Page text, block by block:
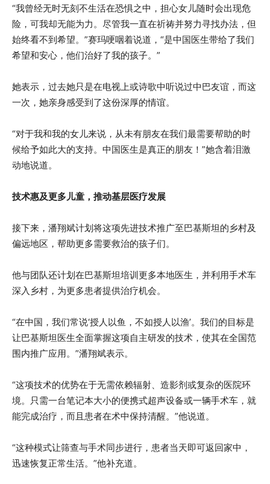
“我曾经无时无刻不生活在恐惧之中，担心女儿随时会出现危
险，可我却无能为力。尽管我一直在祈祷并努力寻找办法，但
始终看不到希望。”赛玛哽咽着说道，“是中国医生带给了我们
希望和安心，他们治好了我的孩子。”
她表示，过去她只是在电视上或诗歌中听说过中巴友谊，而这
一次，她亲身感受到了这份深厚的情谊。
“对于我和我的女儿来说，从未有朋友在我们最需要帮助的时
候给予如此大的支持。中国医生是真正的朋友！”她含着泪激
动地说道。
技术惠及更多儿童，推动基层医疗发展
接下来，潘翔斌计划将这项先进技术推广至巴基斯坦的乡村及
偏远地区，帮助更多需要救治的孩子们。
他与团队还计划在巴基斯坦培训更多本地医生，并利用手术车
深入乡村，为更多患者提供治疗机会。
“在中国，我们常说‘授人以鱼，不如授人以渔’。我们的目标是
让巴基斯坦医生全面掌握这项自主研发的技术，使其在全国范
围内推广应用。”潘翔斌表示。
“这项技术的优势在于无需依赖辐射、造影剂或复杂的医院环
境。只需一台笔记本大小的便携式超声设备或一辆手术车，就
能完成治疗，而且患者在术中保持清醒。”他说道。
“这种模式让筛查与手术同步进行，患者当天即可返回家中，
迅速恢复正常生活。”他补充道。